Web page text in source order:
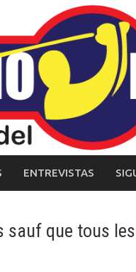
ENTREVISTAS
sauf que tous